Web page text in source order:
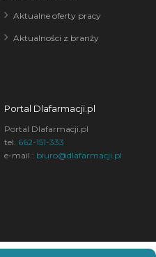
Aktualne oferty pracy
Aktualności z branży
Portal Dlafarmacji.pl
Portal Dlafarmacji.pl
tel. 662-151-333
e-mail : biuro@dlafarmacji.pl